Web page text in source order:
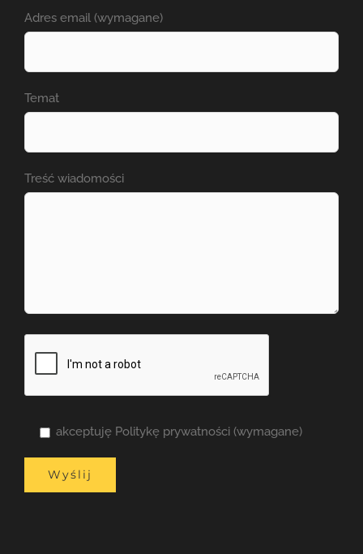
Adres email (wymagane)
Temat
Treść wiadomości
akceptuję Politykę prywatności (wymagane)